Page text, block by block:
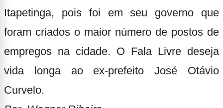
Itapetinga, pois foi em seu governo que
foram criados o maior número de postos de
empregos na cidade. O Fala Livre deseja
vida longa ao ex-prefeito José Otávio
Curvelo.